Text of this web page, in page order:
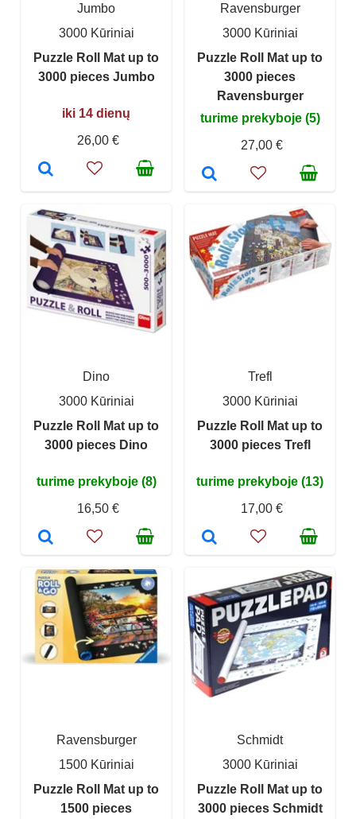
Jumbo
3000 Kūriniai
Puzzle Roll Mat up to
3000 pieces Jumbo
iki 14 dienų
26,00 €
Ravensburger
3000 Kūriniai
Puzzle Roll Mat up to
3000 pieces
Ravensburger
turime prekyboje (5)
27,00 €
Dino
3000 Kūriniai
Puzzle Roll Mat up to
3000 pieces Dino
turime prekyboje (8)
16,50 €
Trefl
3000 Kūriniai
Puzzle Roll Mat up to
3000 pieces Trefl
turime prekyboje (13)
17,00 €
Ravensburger
1500 Kūriniai
Puzzle Roll Mat up to
1500 pieces
Schmidt
3000 Kūriniai
Puzzle Roll Mat up to
3000 pieces Schmidt